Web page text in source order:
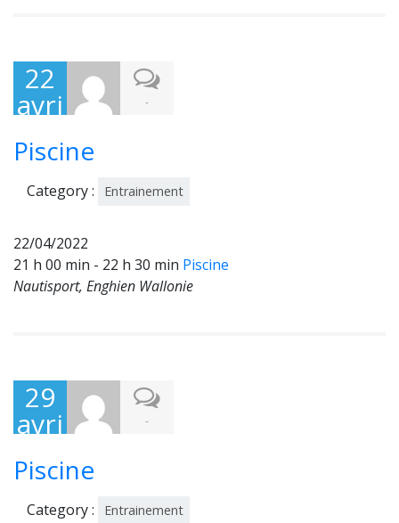
22
avri
202
2
-
Piscine
Category : Entrainement
22/04/2022
21 h 00 min - 22 h 30 min Piscine
Nautisport, Enghien Wallonie
29
avri
202
2
-
Piscine
Category : Entrainement